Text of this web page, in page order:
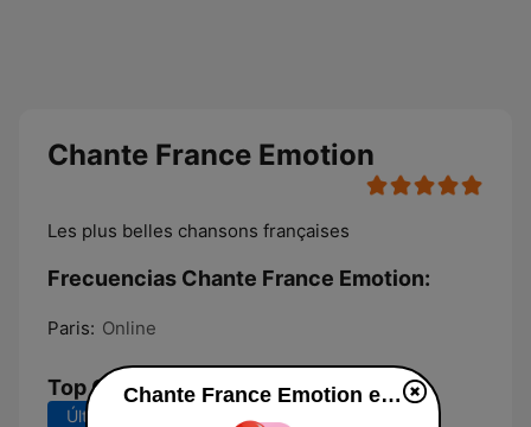
Chante France Emotion
Les plus belles chansons françaises
Frecuencias Chante France Emotion:
Paris: Online
Top Canciones
Últimos 7 días Últimos 30 días
Chante France Emotion en vivo